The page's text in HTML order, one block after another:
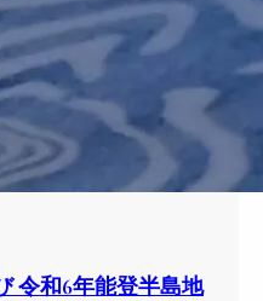
令和6年能登半島地